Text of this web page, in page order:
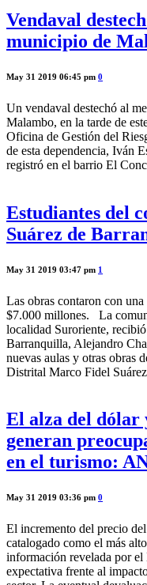
Vendaval
municipio de
May 31 2019 06:45 pm 0
Un vendaval destechó al
Malambo, en la tarde de
Oficina de Gestión del
de esta dependencia, Iván
registró en el barrio El
Estudiantes del
Suárez de
May 31 2019 03:47 pm 1
Las obras contaron con
$7.000 millones. La
localidad Suroriente,
Barranquilla, Alejandro
nuevas aulas y otras obras
Distrital Marco Fidel
El alza del dólar
generan
en el turismo:
May 31 2019 03:36 pm 0
El incremento del precio
catalogado como el más
información revelada por el
expectativa frente al